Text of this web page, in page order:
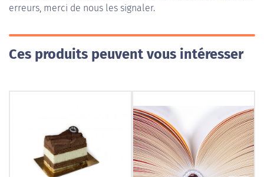
erreurs, merci de nous les signaler.
Ces produits peuvent vous intéresser